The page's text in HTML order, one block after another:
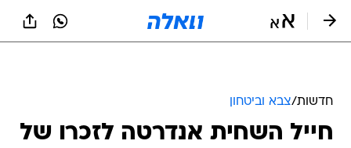
חדשות/צבא וביטחון
חייל השחית אנדרטה לזכרו של